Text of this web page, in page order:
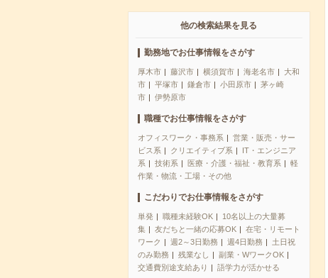
他の検索結果を見る
勤務地でお仕事情報をさがす
厚木市 藤沢市 横須賀市 海老名市
大和
市
平塚市 鎌倉市 小田原市
茅ヶ崎
市
伊勢原市
職種でお仕事情報をさがす
オフィスワーク・事務系
営業・販売・サー
ビス系
クリエイティブ系
IT・エンジニア
系
技術系 医療・介護・福祉・教育系
軽
作業・物流・工場・その他
こだわりでお仕事情報をさがす
単発 職種未経験OK
10名以上の大量募
集
友だちと一緒の応募OK
在宅・リモート
ワーク
週2～3日勤務 週4日勤務
土日祝
のみ勤務
残業なし
副業・WワークOK
交通費別途支給あり
語学力が活かせる